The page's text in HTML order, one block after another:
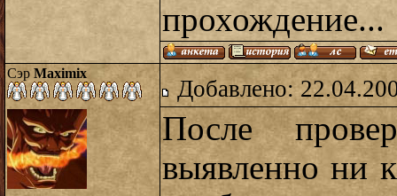
прохождение...
Сэр Maximix
Добавлено:
После
выявленно ни